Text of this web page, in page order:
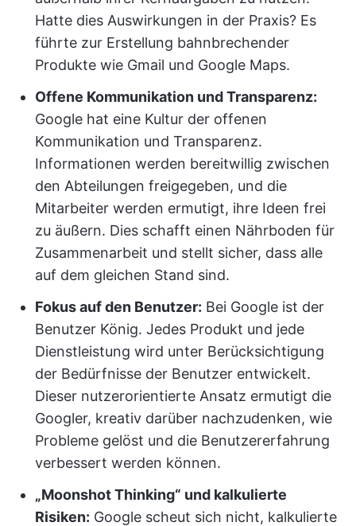
Hatte dies Auswirkungen in der Praxis? Es
führte zur Erstellung bahnbrechender
Produkte wie Gmail und Google Maps.
Offene Kommunikation und Transparenz:
Google hat eine Kultur der offenen
Kommunikation und Transparenz.
Informationen werden bereitwillig zwischen
den Abteilungen freigegeben, und die
Mitarbeiter werden ermutigt, ihre Ideen frei
zu äußern. Dies schafft einen Nährboden für
Zusammenarbeit und stellt sicher, dass alle
auf dem gleichen Stand sind.
Fokus auf den Benutzer: Bei Google ist der
Benutzer König. Jedes Produkt und jede
Dienstleistung wird unter Berücksichtigung
der Bedürfnisse der Benutzer entwickelt.
Dieser nutzerorientierte Ansatz ermutigt die
Googler, kreativ darüber nachzudenken, wie
Probleme gelöst und die Benutzererfahrung
verbessert werden können.
„Moonshot Thinking“ und kalkulierte
Risiken: Google scheut sich nicht, kalkulierte